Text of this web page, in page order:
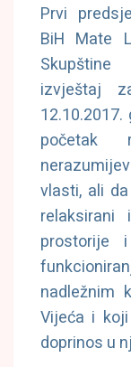
Prvi
BiH Mate
izvještaj
početak
vlasti, ali
prostorije
nadležnim
Vijeća i
doprinos u